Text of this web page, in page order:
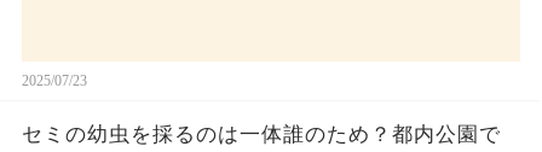
2025/07/23
セミの幼虫を採るのは一体誰のため？都内公園で